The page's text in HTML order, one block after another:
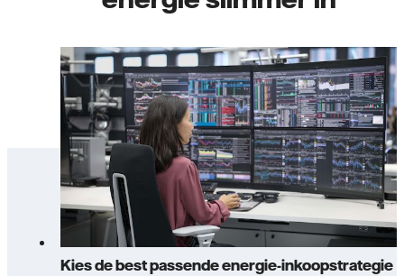
Kies de best passende energie-inkoopstrategie